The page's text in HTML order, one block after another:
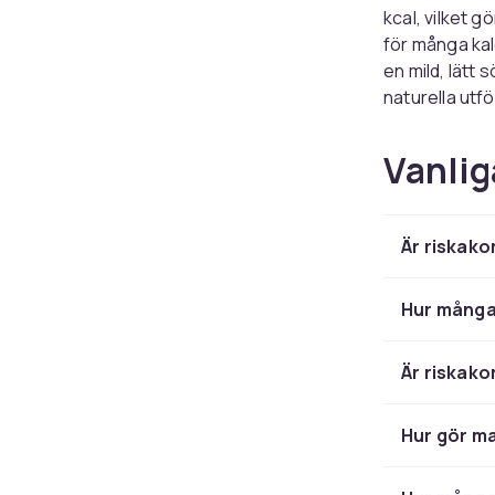
kcal, vilket
för många
en mild, lätt
naturella
Välj
eller saltade
med färre
mellanmål
Riskakor
chipsen på
hand, så
spannmåls-
Är
Hur
Är
Hur gör